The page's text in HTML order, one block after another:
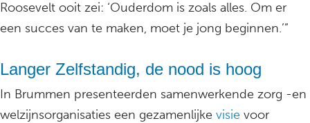
Roosevelt ooit zei: ‘Ouderdom is zoals alles. Om er
een succes van te maken, moet je jong beginnen.’”
Langer Zelfstandig, de nood is hoog
In Brummen presenteerden samenwerkende zorg -en
welzijnsorganisaties een gezamenlijke visie voor